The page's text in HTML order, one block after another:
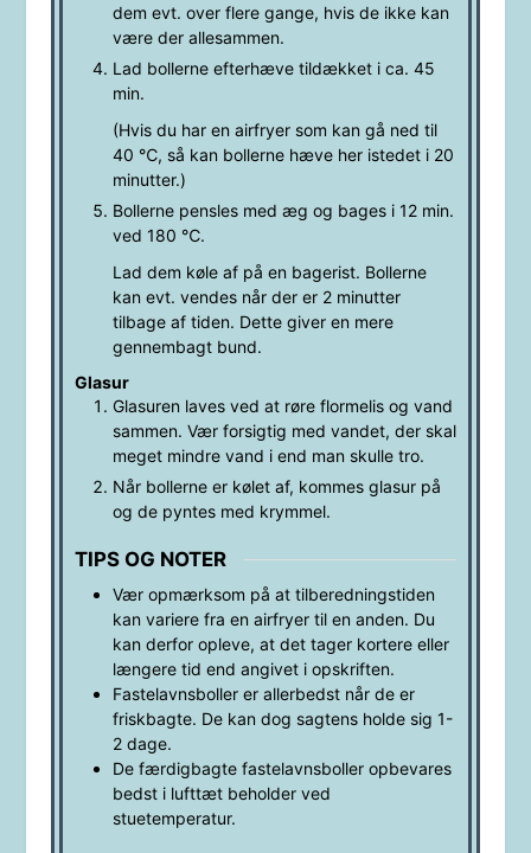
dem evt. over flere gange, hvis de ikke kan
være der allesammen.
Lad bollerne efterhæve tildækket i ca. 45
min.
(Hvis du har en airfryer som kan gå ned til
40 ℃, så kan bollerne hæve her istedet i 20
minutter.)
Bollerne pensles med æg og bages i 12 min.
ved 180 ℃.
Lad dem køle af på en bagerist. Bollerne
kan evt. vendes når der er 2 minutter
tilbage af tiden. Dette giver en mere
gennembagt bund.
Glasur
Glasuren laves ved at røre flormelis og vand
sammen. Vær forsigtig med vandet, der skal
meget mindre vand i end man skulle tro.
Når bollerne er kølet af, kommes glasur på
og de pyntes med krymmel.
TIPS OG NOTER
Vær opmærksom på at tilberedningstiden
kan variere fra en airfryer til en anden. Du
kan derfor opleve, at det tager kortere eller
længere tid end angivet i opskriften.
Fastelavnsboller er allerbedst når de er
friskbagte. De kan dog sagtens holde sig 1-
2 dage.
De færdigbagte fastelavnsboller opbevares
bedst i lufttæt beholder ved
stuetemperatur.